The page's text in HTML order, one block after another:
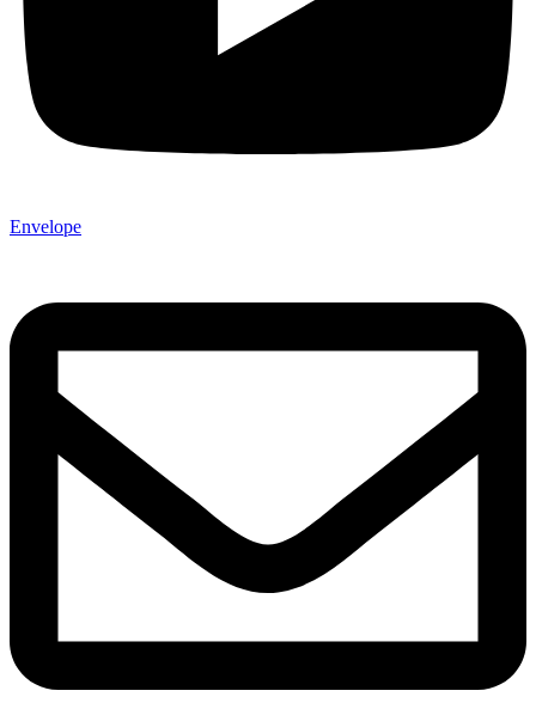
Envelope